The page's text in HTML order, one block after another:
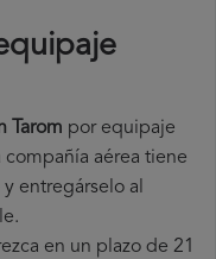
Tarom por equipaje
aérea tiene
entregárselo al
en un plazo de 21